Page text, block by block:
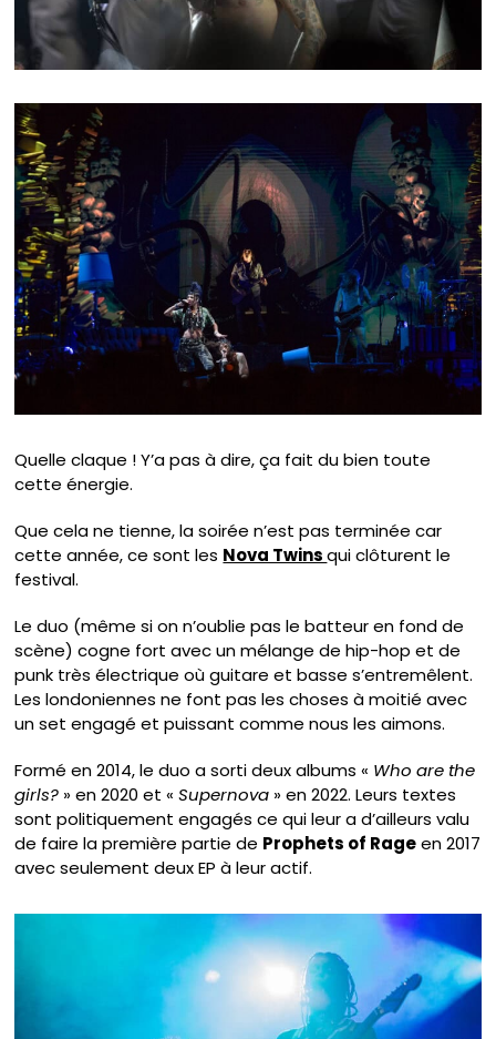
Quelle claque ! Y’a pas à dire, ça fait du bien toute
cette énergie.
Que cela ne tienne, la soirée n’est pas terminée car
cette année, ce sont les Nova Twinsqui clôturent le
festival.
Le duo (même si on n’oublie pas le batteur en fond de
scène) cogne fort avec un mélange de hip-hop et de
punk très électrique où guitare et basse s’entremêlent.
Les londoniennes ne font pas les choses à moitié avec
un set engagé et puissant comme nous les aimons.
Formé en 2014, le duo a sorti deux albums « Who are the
girls? » en 2020 et «Supernova » en 2022. Leurs textes
sont politiquement engagés ce qui leur a d’ailleurs valu
de faire la première partie de Prophets of Rageen 2017
avec seulement deux EP à leur actif.